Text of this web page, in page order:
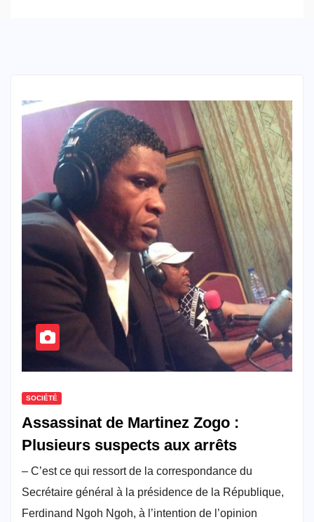
SOCIÉTÉ
Assassinat de Martinez Zogo :
Plusieurs suspects aux arrêts
– C’est ce qui ressort de la correspondance du
Secrétaire général à la présidence de la République,
Ferdinand Ngoh Ngoh, à l’intention de l’opinion